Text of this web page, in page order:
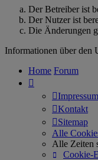
Der Betreiber ist
Der Nutzer ist
Die Änderungen
Informationen über den
Home Forum
Impressum
Kontakt
Sitemap
Alle
Alle Zeiten
Cookie-